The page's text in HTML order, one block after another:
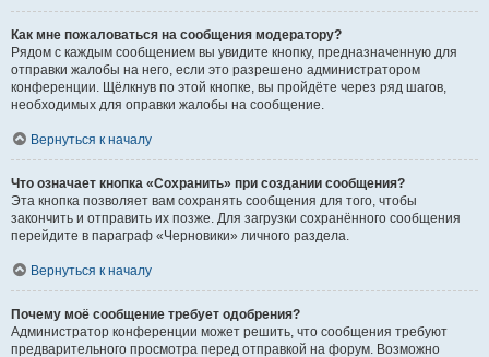
Как мне пожаловаться на сообщения модератору?
Рядом с каждым сообщением вы увидите кнопку, предназначенную для
отправки жалобы на него, если это разрешено администратором
конференции. Щёлкнув по этой кнопке, вы пройдёте через ряд шагов,
необходимых для оправки жалобы на сообщение.
Вернуться к началу
Что означает кнопка «Сохранить» при создании сообщения?
Эта кнопка позволяет вам сохранять сообщения для того, чтобы
закончить и отправить их позже. Для загрузки сохранённого сообщения
перейдите в параграф «Черновики» личного раздела.
Вернуться к началу
Почему моё сообщение требует одобрения?
Администратор конференции может решить, что сообщения требуют
предварительного просмотра перед отправкой на форум. Возможно